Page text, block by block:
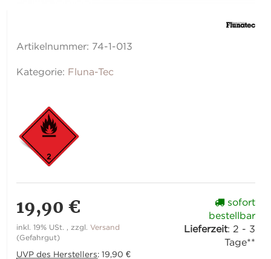
Artikelnummer: 74-1-013
Kategorie: Fluna-Tec
19,90 €
inkl. 19% USt. , zzgl.Versand
(Gefahrgut)
UVP des Herstellers:19,90 €
sofort
bestellbar
Lieferzeit: 2 - 3
Tage**